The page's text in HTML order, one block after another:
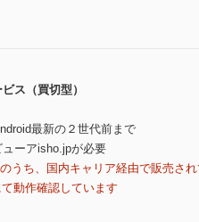
ス（買切型）
最新の２世代前まで
ーアisho.jpが必要
うち、国内キャリア経由で販売され
動作確認しています